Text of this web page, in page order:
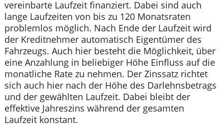
vereinbarte Laufzeit finanziert. Dabei sind auch
lange Laufzeiten von bis zu 120 Monatsraten
problemlos möglich. Nach Ende der Laufzeit wird
der Kreditnehmer automatisch Eigentümer des
Fahrzeugs. Auch hier besteht die Möglichkeit, über
eine Anzahlung in beliebiger Höhe Einfluss auf die
monatliche Rate zu nehmen. Der Zinssatz richtet
sich auch hier nach der Höhe des Darlehnsbetrags
und der gewählten Laufzeit. Dabei bleibt der
effektive Jahreszins während der gesamten
Laufzeit konstant.